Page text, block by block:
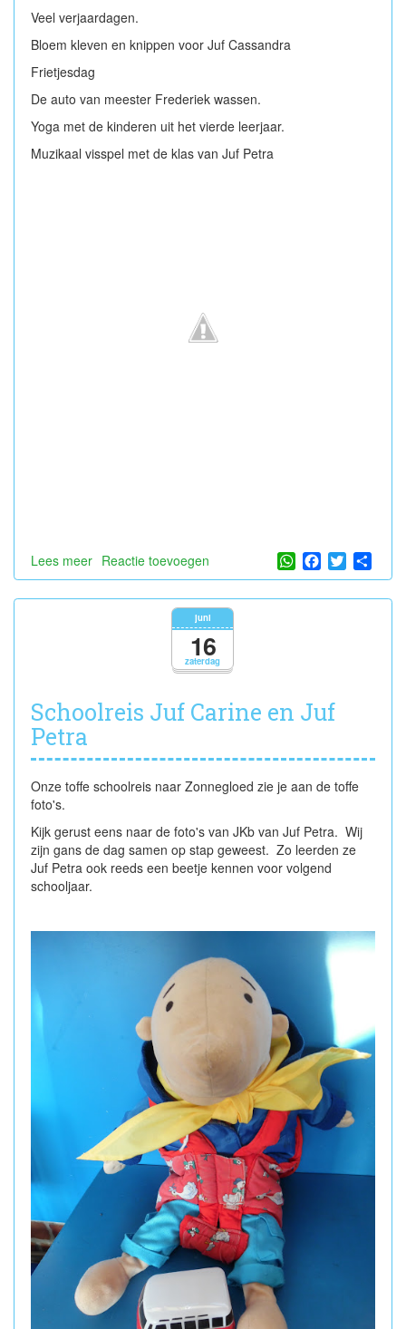
Veel verjaardagen.
Bloem kleven en knippen voor Juf Cassandra
Frietjesdag
De auto van meester Frederiek wassen.
Yoga met de kinderen uit het vierde leerjaar.
Muzikaal visspel met de klas van Juf Petra
Lees meer over
De
laatste
Reactie toevoegen WhatsApp
Facebook
Twitter
zaterdag
juni
16
Schoolreis Juf Carine en Juf
Petra
Onze toffe schoolreis naar Zonnegloed zie je aan de toffe
foto's.
Kijk gerust eens naar de foto's van JKb van Juf Petra. Wij
zijn gans de dag samen op stap geweest. Zo leerden ze
Juf Petra ook reeds een beetje kennen voor volgend
schooljaar.